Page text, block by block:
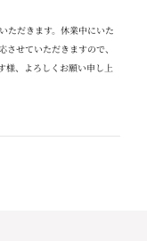
ただきます。休業中にいた
させていただきますので、
様、よろしくお願い申し上